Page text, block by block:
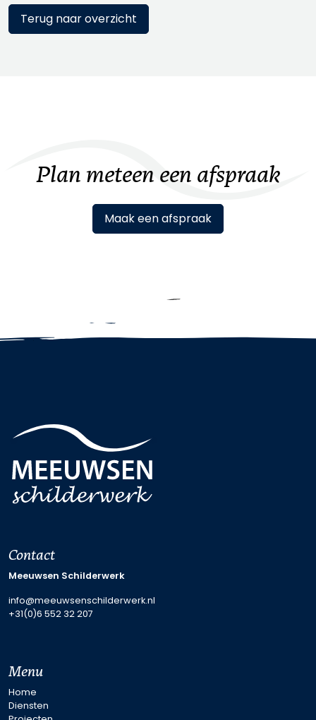
Terug naar overzicht
Plan meteen een afspraak
Maak een afspraak
Contact
Meeuwsen Schilderwerk
info@meeuwsenschilderwerk.nl
+31(0)6 552 32 207
Menu
Home
Diensten